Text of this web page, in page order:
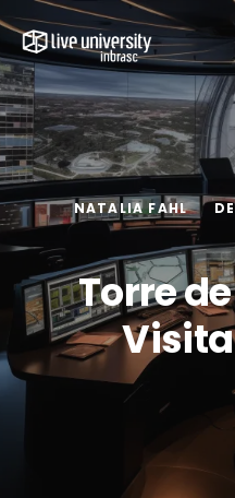
NATALIA FAHL
Torre